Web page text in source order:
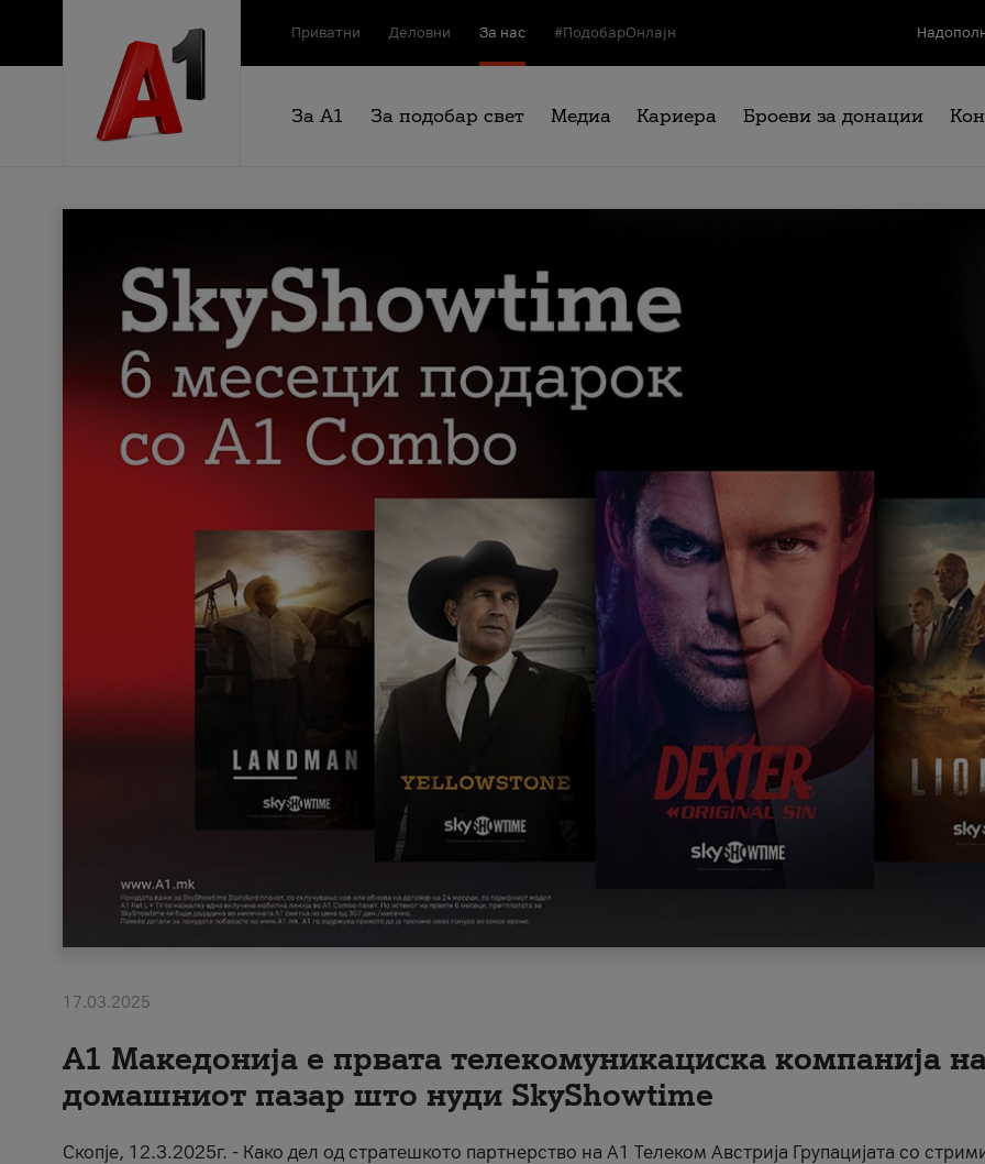
Приватни Деловни За нас #ПодобарОнлајн
За А1 За подобар свет Медиа Кариера Броеви за донации
17.03.2025
А1 Македонија е првата телекомуникациска компанија
домашниот пазар што нуди SkyShowtime
Скопје, 12.3.2025г. - Како дел од стратешкото партнерство на А1 Телеком Австрија Групацијата со